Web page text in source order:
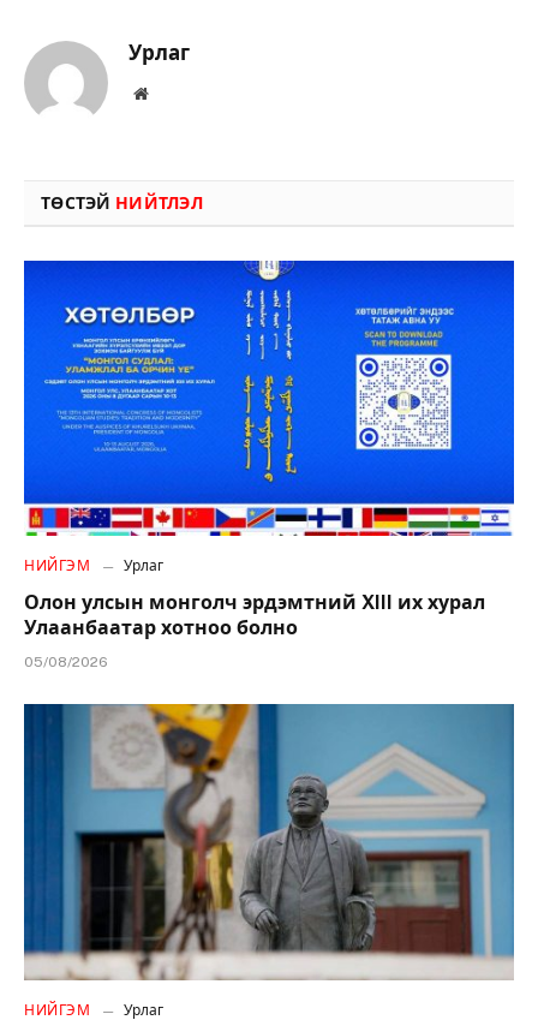
Урлаг
Вэбсайт
ТӨСТЭЙ НИЙТЛЭЛ
НИЙГЭМ Урлаг
Олон улсын монголч эрдэмтний XIII их хурал
Улаанбаатар хотноо болно
05/08/2026
НИЙГЭМ Урлаг